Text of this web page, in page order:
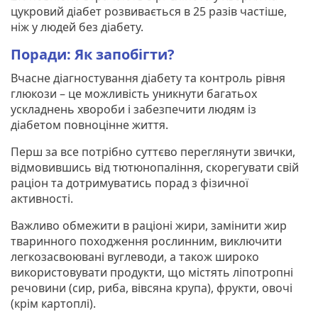
цукровий діабет розвивається в 25 разів частіше,
ніж у людей без діабету.
Поради: Як запобігти?
Вчасне діагностування діабету та контроль рівня
глюкози – це можливість уникнути багатьох
ускладнень хвороби і забезпечити людям із
діабетом повноцінне життя.
Перш за все потрібно суттєво переглянути звички,
відмовившись від тютюнопаління, скорегувати свій
раціон та дотримуватись порад з фізичної
активності.
Важливо обмежити в раціоні жири, замінити жир
тваринного походження рослинним, виключити
легкозасвоювані вуглеводи, а також широко
використовувати продукти, що містять ліпотропні
речовини (сир, риба, вівсяна крупа), фрукти, овочі
(крім картоплі).